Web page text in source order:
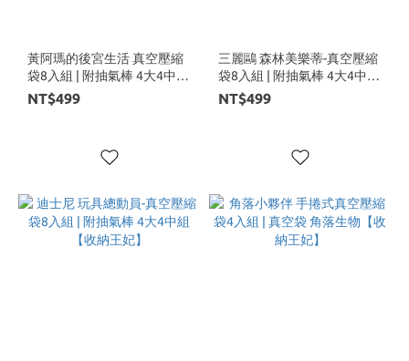
黃阿瑪的後宮生活 真空壓縮
袋8入組 | 附抽氣棒 4大4中組
【收納王妃】
NT$499
三麗鷗 森林美樂蒂-真空壓縮
袋8入組 | 附抽氣棒 4大4中組
【收納王妃】
NT$499